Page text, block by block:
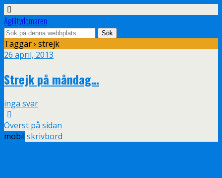
Agilitydomaren
Taggar › strejk
26 april, 2013
Strejk på måndag…
inga svar
Överst på sidan
mobil skrivbord